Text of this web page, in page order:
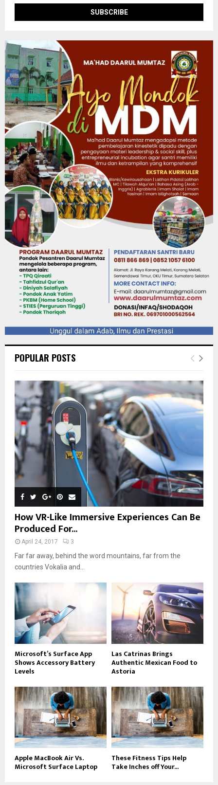
POPULAR POSTS
How VR-Like Immersive Experiences Can Be
Produced For...
April 24, 2017 3
Far far away, behind the word mountains, far from the
countries Vokalia and...
Microsoft’s Surface App
Shows Accessory Battery
Levels
Las Catrinas Brings
Authentic Mexican Food to
Astoria
Apple MacBook Air Vs.
Microsoft Surface Laptop
These Fitness Tips Help
Take Inches off Your...